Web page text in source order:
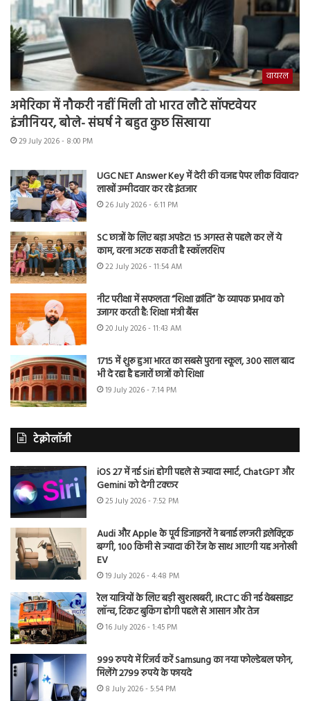
वायरल
अमेरिका में नौकरी नहीं मिली तो भारत लौटे सॉफ्टवेयर
इंजीनियर, बोले- संघर्ष ने बहुत कुछ सिखाया
29 July 2026 - 8:00 PM
UGC NET Answer Key में देरी की वजह पेपर लीक विवाद?
लाखों उम्मीदवार कर रहे इंतजार
26 July 2026 - 6:11 PM
SC छात्रों के लिए बड़ा अपडेट! 15 अगस्त से पहले कर लें ये
काम, वरना अटक सकती है स्कॉलरशिप
22 July 2026 - 11:54 AM
नीट परीक्षा में सफलता “शिक्षा क्रांति” के व्यापक प्रभाव को
उजागर करती है: शिक्षा मंत्री बैंस
20 July 2026 - 11:43 AM
1715 में शुरू हुआ भारत का सबसे पुराना स्कूल, 300 साल बाद
भी दे रहा है हजारों छात्रों को शिक्षा
19 July 2026 - 7:14 PM
टेक्नोलॉजी
iOS 27 में नई Siri होगी पहले से ज्यादा स्मार्ट, ChatGPT और
Gemini को देगी टक्कर
25 July 2026 - 7:52 PM
Audi और Apple के पूर्व डिजाइनरों ने बनाई लग्जरी इलेक्ट्रिक
बग्गी, 100 किमी से ज्यादा की रेंज के साथ आएगी यह अनोखी
EV
19 July 2026 - 4:48 PM
रेल यात्रियों के लिए बड़ी खुशखबरी, IRCTC की नई वेबसाइट
लॉन्च, टिकट बुकिंग होगी पहले से आसान और तेज
16 July 2026 - 1:45 PM
999 रुपये में रिजर्व करें Samsung का नया फोल्डेबल फोन,
मिलेंगे 2799 रुपये के फायदे
8 July 2026 - 5:54 PM